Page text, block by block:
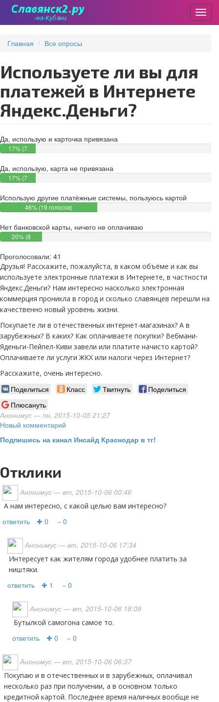
основному
Главная Все опросы
Используете ли вы для
платежей в Интернете
Яндекс.Деньги?
Да, использую и карточка привязана
17% (7
Да, использую, карта не привязана
17% (7
Использую другие платёжные системы, пользуюсь картой
46% (19 голосов)
Нет банковской карты, ничего не оплачиваю
20% (8
Проголосовали: 41
Друзья! Расскажите, пожалуйста, в каком объёме и как вы
используете электронные платежи в Интернете, в частности
Яндекс.Деньги? Нам интересно насколько электронная
коммерция проникла в город и сколько славянцев перешли на
качественно новый уровень жизни.
Покупаете ли в отечественных интернет-магазинах? А в
зарубежных? В каких? Как оплачиваете покупки? Вебмани-
Яденьги-Пейпел-Киви завели или платите начисто картой?
Оплачиваете ли услуги ЖКХ или налоги через Интернет?
Расскажите, очень интересно.
Поделиться Класс Твитнуть
Поделиться
Плюсануть
Анонимус — пн, 2015-10-05 21:27
Новый комментарий
Подпишись на канал Инсайд Краснодар в тг!
Отклики
Анонимус — вт, 2015-10-06 00:46
А нам интересно, с какой целью вам интересно?
ответить ✚ 0 − 0
Анонимус — вт, 2015-10-06 17:34
Интересует как жителям города удобнее платить за
ништяки.
ответить ✚ 1 − 0
Анонимус — вт, 2015-10-06 18:09
Бутылкой самогона самое то.
ответить ✚ 0 − 0
Анонимус — вт, 2015-10-06 06:37
Покупаю и в отечественных и в зарубежных, оплачивал
несколько раз при получении, а в основном только
кредитной картой. Последнее время наличных вообще не